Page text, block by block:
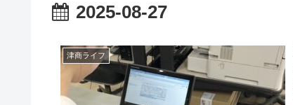
2025-08-27
津商ライフ